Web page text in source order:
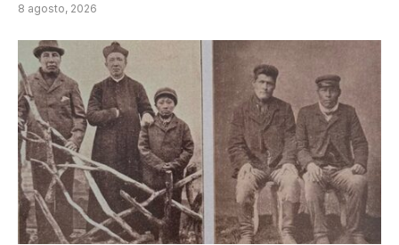
8 agosto, 2026